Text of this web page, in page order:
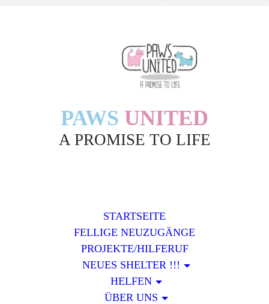
PAWS UNITED
A PROMISE TO LIFE
STARTSEITE
FELLIGE NEUZUGÄNGE
PROJEKTE/HILFERUF
NEUES SHELTER !!!
HELFEN
ÜBER UNS